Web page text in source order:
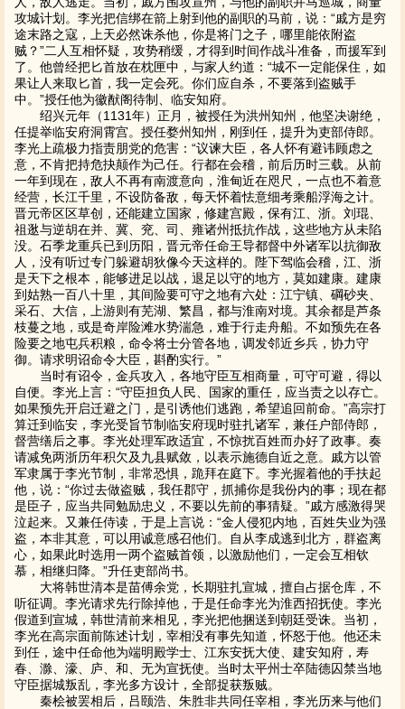
攻城计划。李光把信绑在箭上射到他的副职的马前，说：“戚方是穷
途末路之寇，上天必然诛杀他，你是将门之子，哪里能依附盗
贼？”二人互相怀疑，攻势稍缓，才得到时间作战斗准备，而援军到
了。他曾经把匕首放在枕匣中，与家人约道：“城不一定能保住，如
果让人来取匕首，我一定会死。你们应自杀，不要落到盗贼手
中。”授任他为徽猷阁待制、临安知府。
绍兴元年（1131年）正月，被授任为洪州知州，他坚决谢绝，
任提举临安府洞霄宫。授任婺州知州，刚到任，提升为吏部侍郎。
李光上疏极力指责朋党的危害：“议谏大臣，各人怀有避讳顾虑之
意，不肯把持危抉颠作为己任。行都在会稽，前后历时三载。从前
一年到现在，敌人不再有南渡意向，淮甸近在咫尺，一点也不着意
经营，长江千里，不设防备敌，每天怀着怯意细考乘船浮海之计。
晋元帝区区草创，还能建立国家，修建宫殿，保有江、浙。刘琨、
祖逖与逆胡在并、冀、兖、司、雍诸州抵抗作战，这些地方从未陷
没。石季龙重兵已到历阳，晋元帝任命王导都督中外诸军以抗御敌
人，没有听过专门躲避胡狄像今天这样的。陛下驾临会稽，江、浙
是天下之根本，能够进足以战，退足以守的地方，莫如建康。建康
到姑熟一百八十里，其间险要可守之地有六处：江宁镇、碙砂夹、
采石、大信，上游则有芜湖、繁昌，都与淮南对境。其余都是芦条
枝蔓之地，或是奇岸险滩水势湍急，难于行走舟船。不如预先在各
险要之地屯兵积粮，命令将士分管各地，调发邻近乡兵，协力守
御。请求明诏命令大臣，斟酌实行。”
当时有诏令，金兵攻入，各地守臣互相商量，可守可避，得以
自便。李光上言：“守臣担负人民、国家的重任，应当责之以存亡。
如果预先开启迁避之门，是引诱他们逃跑，希望追回前命。”高宗打
算迁到临安，李光受旨节制临安府现时驻扎诸军，兼任户部侍郎，
督营缮后之事。李光处理军政适宜，不惊扰百姓而办好了政事。奏
请减免两浙历年积欠及九县赋敛，以表示施德自近之意。戚方以管
军隶属于李光节制，非常恐惧，跪拜在庭下。李光握着他的手扶起
他，说：“你过去做盗贼，我任郡守，抓捕你是我份内的事；现在都
是臣子，应当共同勉励忠义，不要以先前的事猜疑。”戚方感激得哭
泣起来。又兼任侍读，于是上言说：“金人侵犯内地，百姓失业为强
盗，本非其意，可以用诚意感召他们。自从李成逃到北方，群盗离
心，如果此时选用一两个盗贼首领，以激励他们，一定会互相钦
慕，相继归降。”升任吏部尚书。
大将韩世清本是苗傅余党，长期驻扎宣城，擅自占据仓库，不
听征调。李光请求先行除掉他，于是任命李光为淮西招抚使。李光
假道到宣城，韩世清前来相见，李光把他捆送到朝廷受诛。当初，
李光在高宗面前陈述计划，宰相没有事先知道，怀怒于他。他还未
到任，途中任命他为端明殿学士、江东安抚大使、建安知府，寿
春、滁、濠、庐、和、无为宣抚使。当时太平州士卒陆德囚禁当地
守臣据城叛乱，李光多方设计，全部捉获叛贼。
秦桧被罢相后，吕颐浩、朱胜非共同任宰相，李光历来与他们